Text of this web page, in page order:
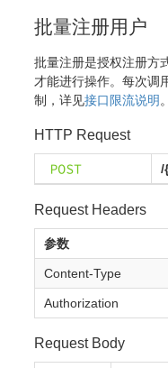
批量注册用户
批量注册是授权注册方
才能进行操作。每次调
制，详见接口限流说明。
HTTP Request
/
Request Headers
参数
Content-Type
Authorization
Request Body